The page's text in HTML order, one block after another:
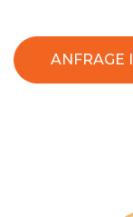
ANFRAGE